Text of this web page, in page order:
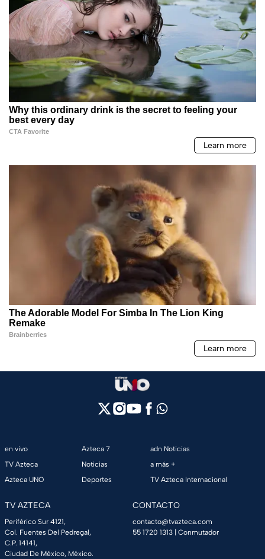
en vivo
TV Azteca
Azteca UNO
Azteca 7
Noticias
Deportes
adn Noticias
a más +
TV Azteca Internacional
TV AZTECA
Periférico Sur 4121,
Col. Fuentes Del Pedregal,
C.P. 14141,
Ciudad De México, México.
CONTACTO
contacto@tvazteca.com
55 1720 1313 | Conmutador